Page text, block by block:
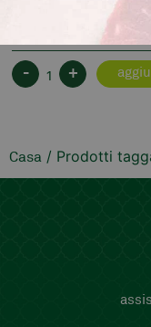
7,90
- +
Casa / Prodotti